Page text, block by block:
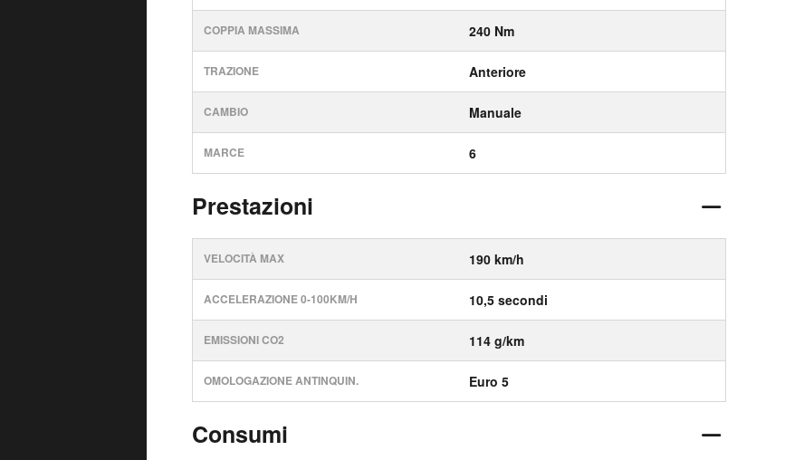
COPPIA MASSIMA 240 Nm
TRAZIONE Anteriore
CAMBIO Manuale
MARCE 6
Prestazioni
VELOCITÀ MAX 190 km/h
ACCELERAZIONE 0-100KM/H 10,5 secondi
EMISSIONI CO2 114 g/km
OMOLOGAZIONE ANTINQUIN. Euro 5
Consumi